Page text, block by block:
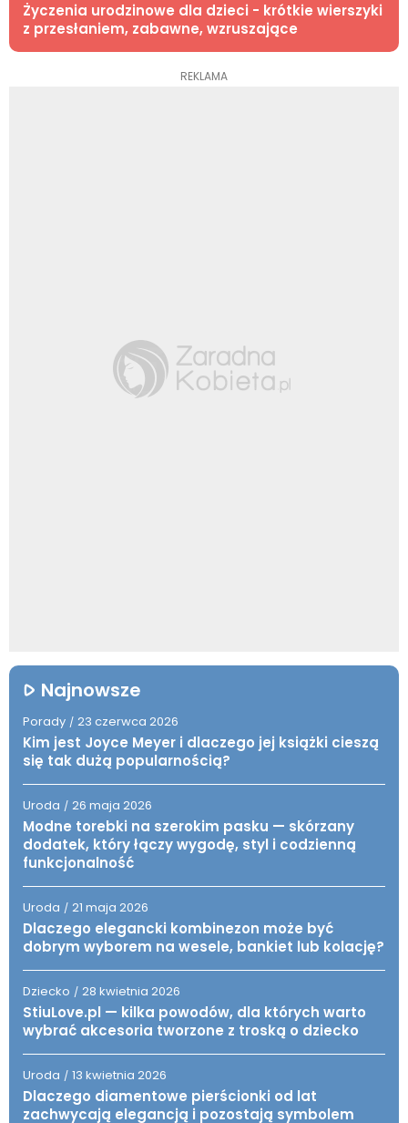
Życzenia urodzinowe dla dzieci - krótkie wierszyki
z przesłaniem, zabawne, wzruszające
REKLAMA
Najnowsze
Porady / 23 czerwca 2026
Kim jest Joyce Meyer i dlaczego jej książki cieszą
się tak dużą popularnością?
Uroda / 26 maja 2026
Modne torebki na szerokim pasku — skórzany
dodatek, który łączy wygodę, styl i codzienną
funkcjonalność
Uroda / 21 maja 2026
Dlaczego elegancki kombinezon może być
dobrym wyborem na wesele, bankiet lub kolację?
Dziecko / 28 kwietnia 2026
StiuLove.pl — kilka powodów, dla których warto
wybrać akcesoria tworzone z troską o dziecko
Uroda / 13 kwietnia 2026
Dlaczego diamentowe pierścionki od lat
zachwycają elegancją i pozostają symbolem